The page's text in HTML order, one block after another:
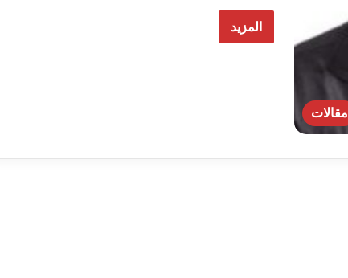
مقالات
المزيد